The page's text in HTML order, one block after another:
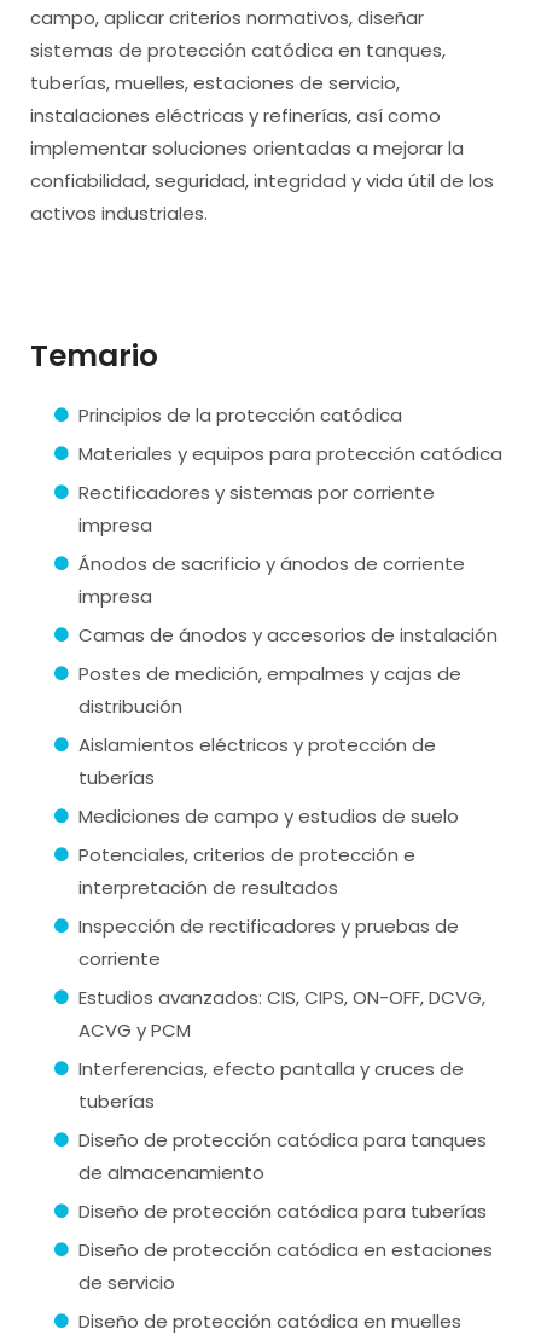
campo, aplicar criterios normativos, diseñar
sistemas de protección catódica en tanques,
tuberías, muelles, estaciones de servicio,
instalaciones eléctricas y refinerías, así como
implementar soluciones orientadas a mejorar la
confiabilidad, seguridad, integridad y vida útil de los
activos industriales.
Temario
Principios de la protección catódica
Materiales y equipos para protección catódica
Rectificadores y sistemas por corriente
impresa
Ánodos de sacrificio y ánodos de corriente
impresa
Camas de ánodos y accesorios de instalación
Postes de medición, empalmes y cajas de
distribución
Aislamientos eléctricos y protección de
tuberías
Mediciones de campo y estudios de suelo
Potenciales, criterios de protección e
interpretación de resultados
Inspección de rectificadores y pruebas de
corriente
Estudios avanzados: CIS, CIPS, ON-OFF, DCVG,
ACVG y PCM
Interferencias, efecto pantalla y cruces de
tuberías
Diseño de protección catódica para tanques
de almacenamiento
Diseño de protección catódica para tuberías
Diseño de protección catódica en estaciones
de servicio
Diseño de protección catódica en muelles